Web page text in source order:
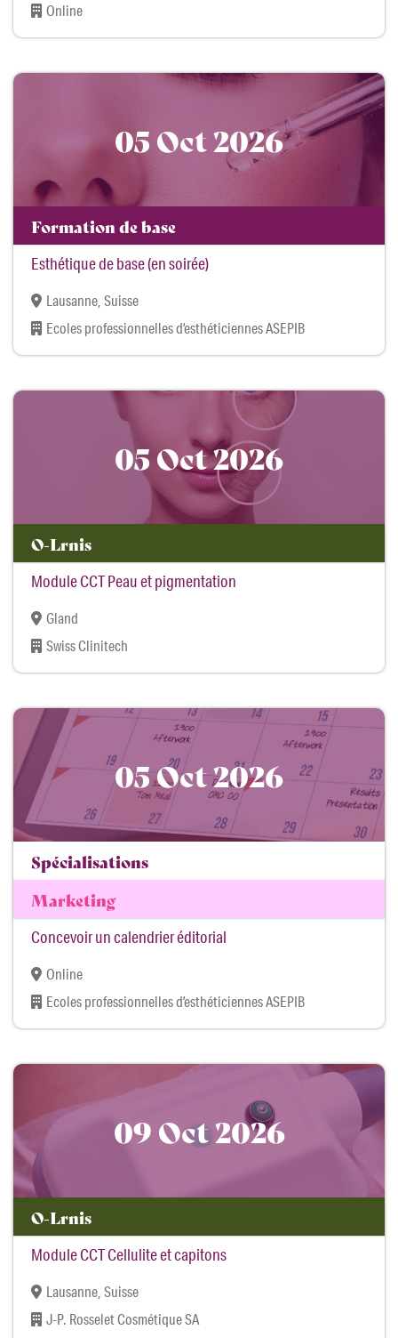
Online
05 Oct 2026
Formation de base
Esthétique de base (en soirée)
Lausanne, Suisse
Ecoles professionnelles d’esthéticiennes ASEPIB
05 Oct 2026
O-Lrnis
Module CCT Peau et pigmentation
Gland
Swiss Clinitech
05 Oct 2026
Spécialisations
Marketing
Concevoir un calendrier éditorial
Online
Ecoles professionnelles d’esthéticiennes ASEPIB
09 Oct 2026
O-Lrnis
Module CCT Cellulite et capitons
Lausanne, Suisse
J-P. Rosselet Cosmétique SA